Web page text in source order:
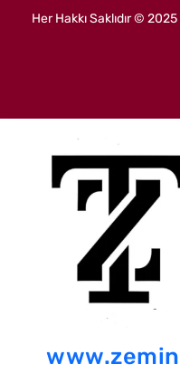
İçeriğe
Her Hakkı Saklıdır ©